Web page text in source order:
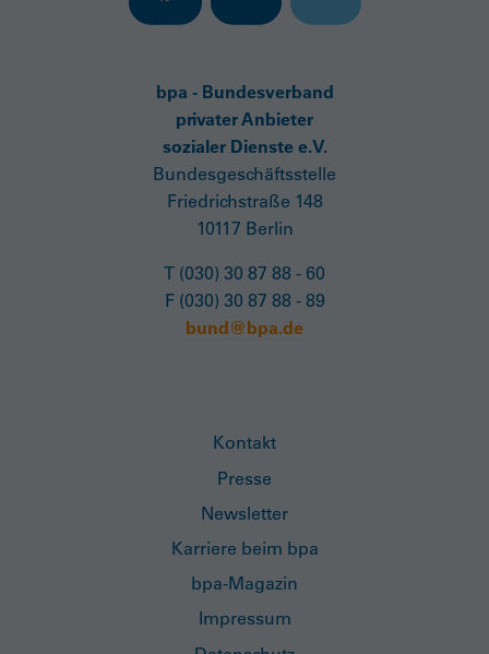
bpa - Bundesverband
privater Anbieter
sozialer Dienste e.V.
Bundesgeschäftsstelle
Friedrichstraße 148
10117 Berlin
T (030) 30 87 88 - 60
F (030) 30 87 88 - 89
bund@bpa.de
Kontakt
Presse
Newsletter
Karriere beim bpa
bpa-Magazin
Impressum